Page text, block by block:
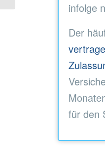
infolge
Der
für den